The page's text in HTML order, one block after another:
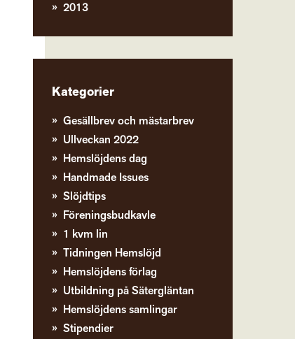
2013
Kategorier
Gesällbrev och mästarbrev
Ullveckan 2022
Hemslöjdens dag
Handmade Issues
Slöjdtips
Föreningsbudkavle
1 kvm lin
Tidningen Hemslöjd
Hemslöjdens förlag
Utbildning på Sätergläntan
Hemslöjdens samlingar
Stipendier